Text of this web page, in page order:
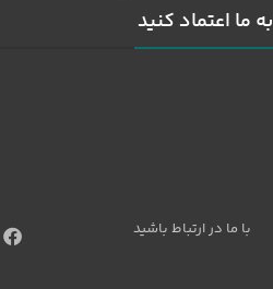
به ما اعتماد کنید
با ما در ارتباط باشید